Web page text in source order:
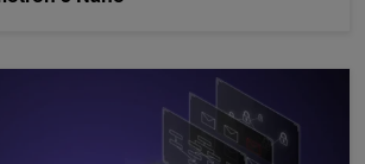
TensorRT 引擎在 Python 或 C++ 中构